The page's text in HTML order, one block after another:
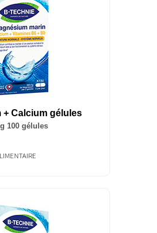
+ Calcium gélules
100 gélules